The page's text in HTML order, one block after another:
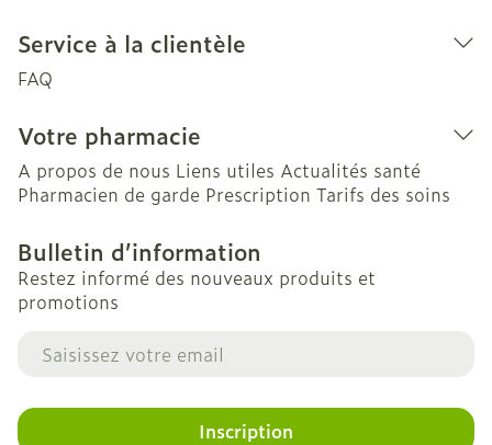
Service à la clientèle
FAQ
Votre pharmacie
A propos de nous Liens utiles Actualités santé
Pharmacien de garde Prescription Tarifs des soins
Bulletin d’information
Restez informé des nouveaux produits et
promotions
Adresse mail
Inscription